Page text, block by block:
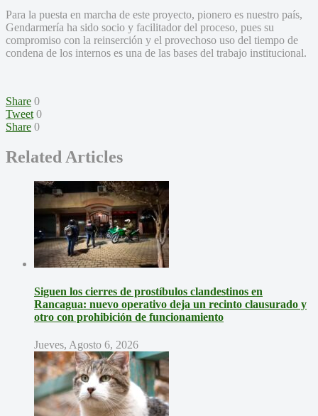
Para la puesta en marcha de este proyecto, pionero es nuestro país,
Gendarmería ha sido socio y facilitador del proceso, pues su
compromiso con la reinserción y el provechoso uso del tiempo de
condena de los internos es una de las bases del trabajo institucional.
Share 0
Tweet 0
Share 0
Related Articles
Siguen los cierres de prostíbulos clandestinos en
Rancagua: nuevo operativo deja un recinto clausurado y
otro con prohibición de funcionamiento
Jueves, Agosto 6, 2026